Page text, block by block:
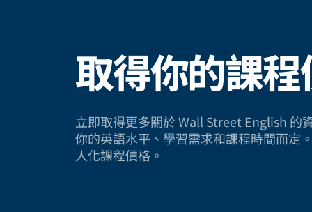
取得你的課
立即取得更多關於 Wall Street English 的
你的英語水平、學習需求和課程時間而定
人化課程價格。